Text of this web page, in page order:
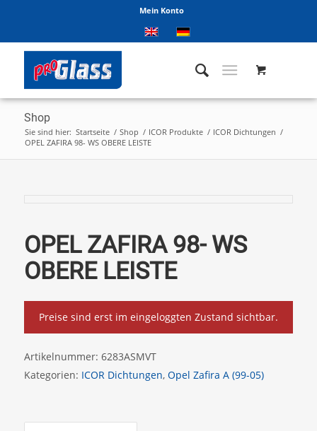
Mein Konto
Shop
Sie sind hier: Startseite / Shop / ICOR Produkte / ICOR Dichtungen /
OPEL ZAFIRA 98- WS OBERE LEISTE
OPEL ZAFIRA 98- WS
OBERE LEISTE
Preise sind erst im eingeloggten Zustand sichtbar.
Artikelnummer: 6283ASMVT
Kategorien: ICOR Dichtungen, Opel Zafira A (99-05)